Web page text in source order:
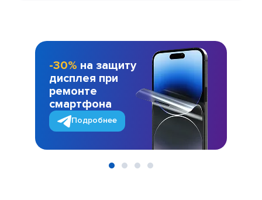
-30% на защиту
дисплея при
ремонте
смартфона
Подробнее